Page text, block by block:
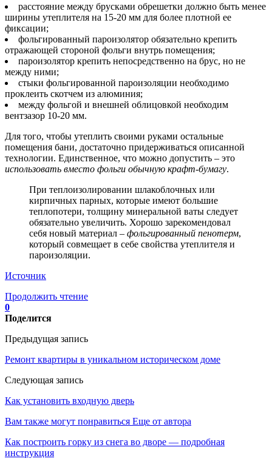
расстояние между брусками обрешетки должно быть менее
ширины утеплителя на 15-20 мм для более плотной ее
фиксации;
фольгированный пароизолятор обязательно крепить
отражающей стороной фольги внутрь помещения;
пароизолятор крепить непосредственно на брус, но не
между ними;
стыки фольгированной пароизоляции необходимо
проклеить скотчем из алюминия;
между фольгой и внешней облицовкой необходим
вентзазор 10-20 мм.
Для того, чтобы утеплить своими руками остальные
помещения бани, достаточно придерживаться описанной
технологии. Единственное, что можно допустить – это
использовать вместо фольги обычную крафт-бумагу.
При теплоизолировании шлакоблочных или
кирпичных парных, которые имеют большие
теплопотери, толщину минеральной ваты следует
обязательно увеличить. Хорошо зарекомендовал
себя новый материал – фольгированный пенотерм,
который совмещает в себе свойства утеплителя и
пароизоляции.
Источник
Продолжить чтение
0
Поделится
Предыдущая запись
Ремонт квартиры в уникальном историческом доме
Следующая запись
Как установить входную дверь
Вам также могут понравиться Еще от автора
Как построить горку из снега во дворе — подробная
инструкция